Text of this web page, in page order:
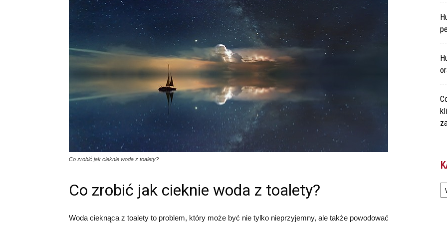
Co zrobić jak cieknie woda z toalety?
Co zrobić jak cieknie woda z toalety?
Woda cieknąca z toalety to problem, który może być nie tylko nieprzyjemny, ale także powodować